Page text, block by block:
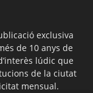
exclusiva
de 10 anys de
lúdic que
de la ciutat
mensual.